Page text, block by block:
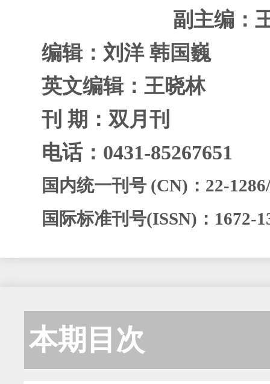
副主编 ：
编辑： 刘洋 韩国巍
英文编辑： 王晓林
刊 期 ： 双月刊
电话： 0431-85267651
国内统一刊号 (CN) ： 22-
国际标准刊号(ISSN) ： 1672-
本期目次